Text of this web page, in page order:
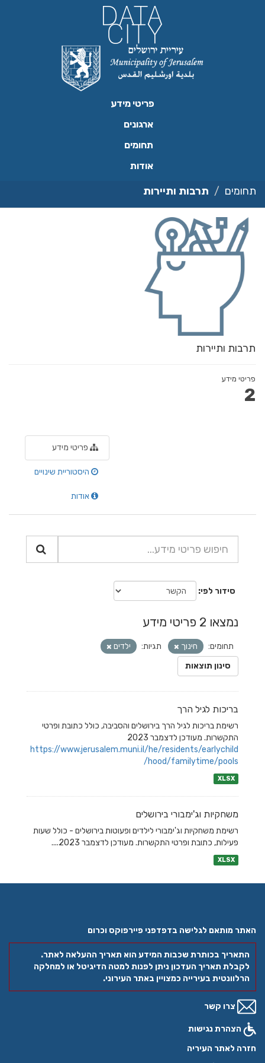
פריטי מידע
ארגונים
תחומים
אודות
תחומים תרבות ותיירות
תרבות ותיירות
פריטי מידע
2
פריטי מידע
היסטוריית שינויים
אודות
סידור לפי
נמצאו 2 פריטי מידע
תחומים: חינוך תגיות:
ילדים
סינון תוצאות
בריכות לגיל הרך
רשימת בריכות לגיל הרך בירושלים והסביבה, כולל כתובת ופרטי
התקשרות. מעודכן לדצמבר 2023
https://www.jerusalem.muni.il/he/residents/earlychild
hood/familytime/pools/
XLSX
משחקיות וג'ימבורי בירושלים
רשימת משחקיות וג'ימבורי לילדים ופעוטות בירושלים - כולל שעות
פעילות, כתובת ופרטי התקשרות. מעודכן לדצמבר 2023....
XLSX
האתר מותאם לגלישה בדפדפני פיירפוקס וכרום
התאריך בכותרת שכבות המידע הוא תאריך ההעלאה לאתר.
לקבלת תאריך העדכון ניתן לפנות למטה הדיגיטל או למחלקה
הרלוונטית בעירייה כמצויין באתר העירוני.
צרו קשר
הצהרת נגישות
חזרה לאתר העיריה